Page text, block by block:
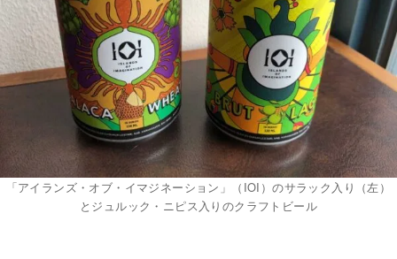
「アイランズ・オブ・イマジネーション」（IOI）のサラック入り（左）
とジュルック・ニピス入りのクラフトビール